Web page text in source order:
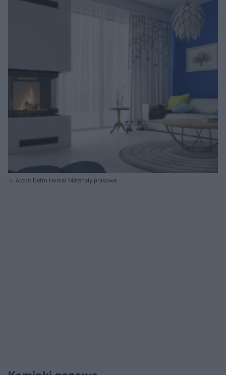
Autor: Defro Home/ Materiały prasowe